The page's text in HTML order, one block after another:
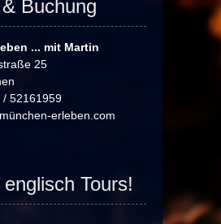
Buchung
... mit Martin
25
/ 52161959
erleben.com
Tours!